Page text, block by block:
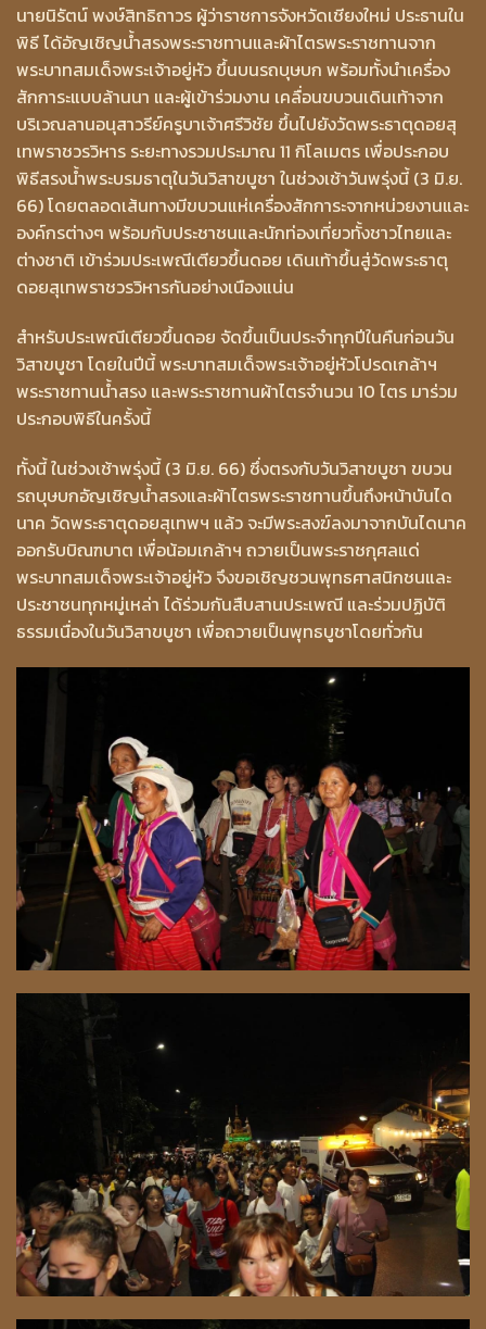
นายนิรัตน์ พงษ์สิทธิถาวร ผู้ว่าราชการจังหวัดเชียงใหม่ ประธานใน
พิธี ได้อัญเชิญน้ำสรงพระราชทานและผ้าไตรพระราชทานจาก
พระบาทสมเด็จพระเจ้าอยู่หัว ขึ้นบนรถบุษบก พร้อมทั้งนำเครื่อง
สักการะแบบล้านนา และผู้เข้าร่วมงาน เคลื่อนขบวนเดินเท้าจาก
บริเวณลานอนุสาวรีย์ครูบาเจ้าศรีวิชัย ขึ้นไปยังวัดพระธาตุดอยสุ
เทพราชวรวิหาร ระยะทางรวมประมาณ 11 กิโลเมตร เพื่อประกอบ
พิธีสรงน้ำพระบรมธาตุในวันวิสาขบูชา ในช่วงเช้าวันพรุ่งนี้ (3 มิ.ย.
66) โดยตลอดเส้นทางมีขบวนแห่เครื่องสักการะจากหน่วยงานและ
องค์กรต่างๆ พร้อมกับประชาชนและนักท่องเที่ยวทั้งชาวไทยและ
ต่างชาติ เข้าร่วมประเพณีเตียวขึ้นดอย เดินเท้าขึ้นสู่วัดพระธาตุ
ดอยสุเทพราชวรวิหารกันอย่างเนืองแน่น
สำหรับประเพณีเตียวขึ้นดอย จัดขึ้นเป็นประจำทุกปีในคืนก่อนวัน
วิสาขบูชา โดยในปีนี้ พระบาทสมเด็จพระเจ้าอยู่หัวโปรดเกล้าฯ
พระราชทานน้ำสรง และพระราชทานผ้าไตรจำนวน 10 ไตร มาร่วม
ประกอบพิธีในครั้งนี้
ทั้งนี้ ในช่วงเช้าพรุ่งนี้ (3 มิ.ย. 66) ซึ่งตรงกับวันวิสาขบูชา ขบวน
รถบุษบกอัญเชิญน้ำสรงและผ้าไตรพระราชทานขึ้นถึงหน้าบันได
นาค วัดพระธาตุดอยสุเทพฯ แล้ว จะมีพระสงฆ์ลงมาจากบันไดนาค
ออกรับบิณฑบาต เพื่อน้อมเกล้าฯ ถวายเป็นพระราชกุศลแด่
พระบาทสมเด็จพระเจ้าอยู่หัว จึงขอเชิญชวนพุทธศาสนิกชนและ
ประชาชนทุกหมู่เหล่า ได้ร่วมกันสืบสานประเพณี และร่วมปฏิบัติ
ธรรมเนื่องในวันวิสาขบูชา เพื่อถวายเป็นพุทธบูชาโดยทั่วกัน